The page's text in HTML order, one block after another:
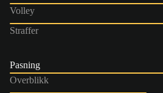
Volley
Straffer
Pasning
Overblikk